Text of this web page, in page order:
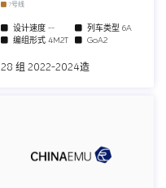
7号线
设计速度 -- 列车类型 6A
编组形式 4M2T GoA2
28 组 2022-2024造